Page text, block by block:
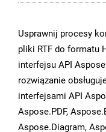
Usprawnij procesy
pliki RTF do formatu
interfejsu API
rozwiązanie
interfejsami API
Aspose.PDF,
Aspose.Diagram,